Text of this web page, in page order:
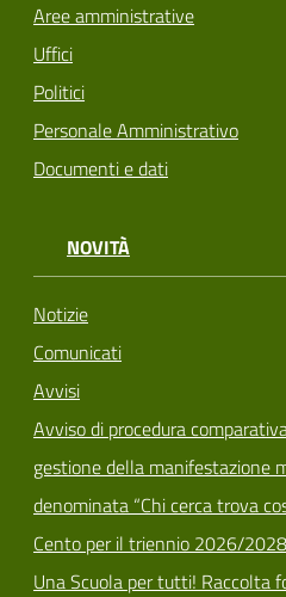
Aree amministrative
Uffici
Politici
Personale Amministrativo
Documenti e dati
NOVITÀ
Notizie
Comunicati
Avvisi
Avviso di procedura
gestione della manifestazione
denominata “Chi cerca trova
Cento per il triennio 2026/2028
Una Scuola per tutti! Raccolta